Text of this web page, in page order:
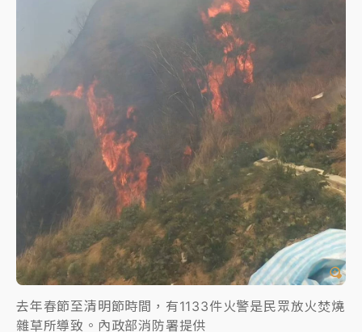
去年春節至清明節時間，有1133件火警是民眾放火焚燒
雜草所導致。內政部消防署提供